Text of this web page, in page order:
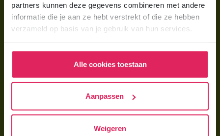
partners kunnen deze gegevens combineren met andere
informatie die je aan ze hebt verstrekt of die ze hebben
verzameld op basis van je gebruik van hun services.
Alle cookies toestaan
Aanpassen
Weigeren
Hoe vind ik een gastouder?
Gastouder worden bij 4Kids